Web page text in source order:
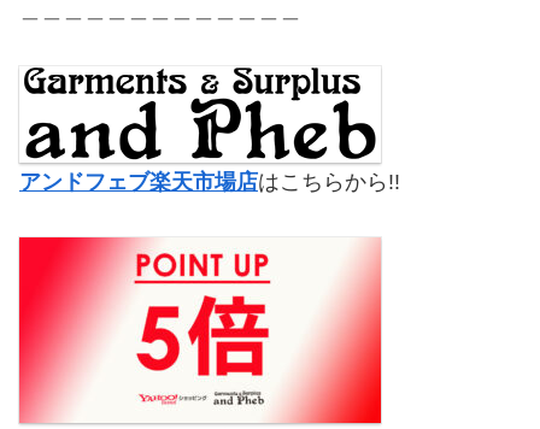
アンドフェブ楽天市場店はこちらから!!